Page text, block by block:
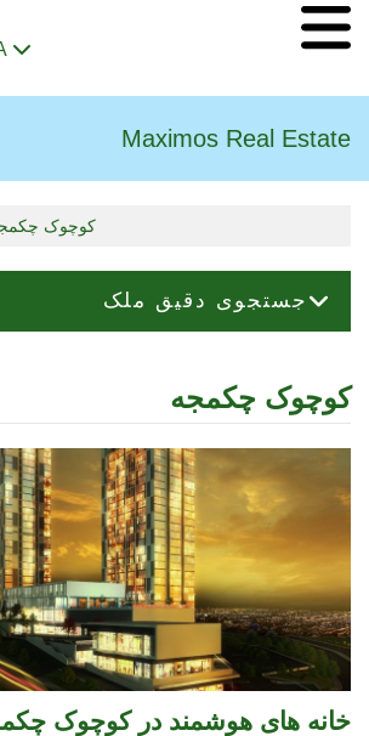
Maximos Real Estate
کوچوک
جستجوی دقیق ملک
کوچوک چکمجه
خانه های هوشمند در کوچوک